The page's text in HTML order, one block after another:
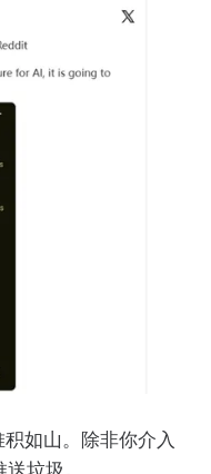
如山。除非你介入
垃圾。